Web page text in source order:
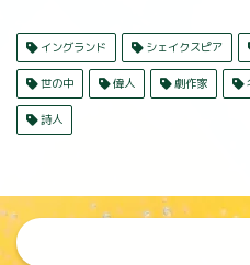
イングランド シェイクスピア
世の中 偉人 劇作家
詩人